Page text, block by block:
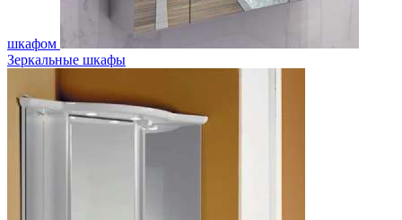
шкафом
Зеркальные шкафы